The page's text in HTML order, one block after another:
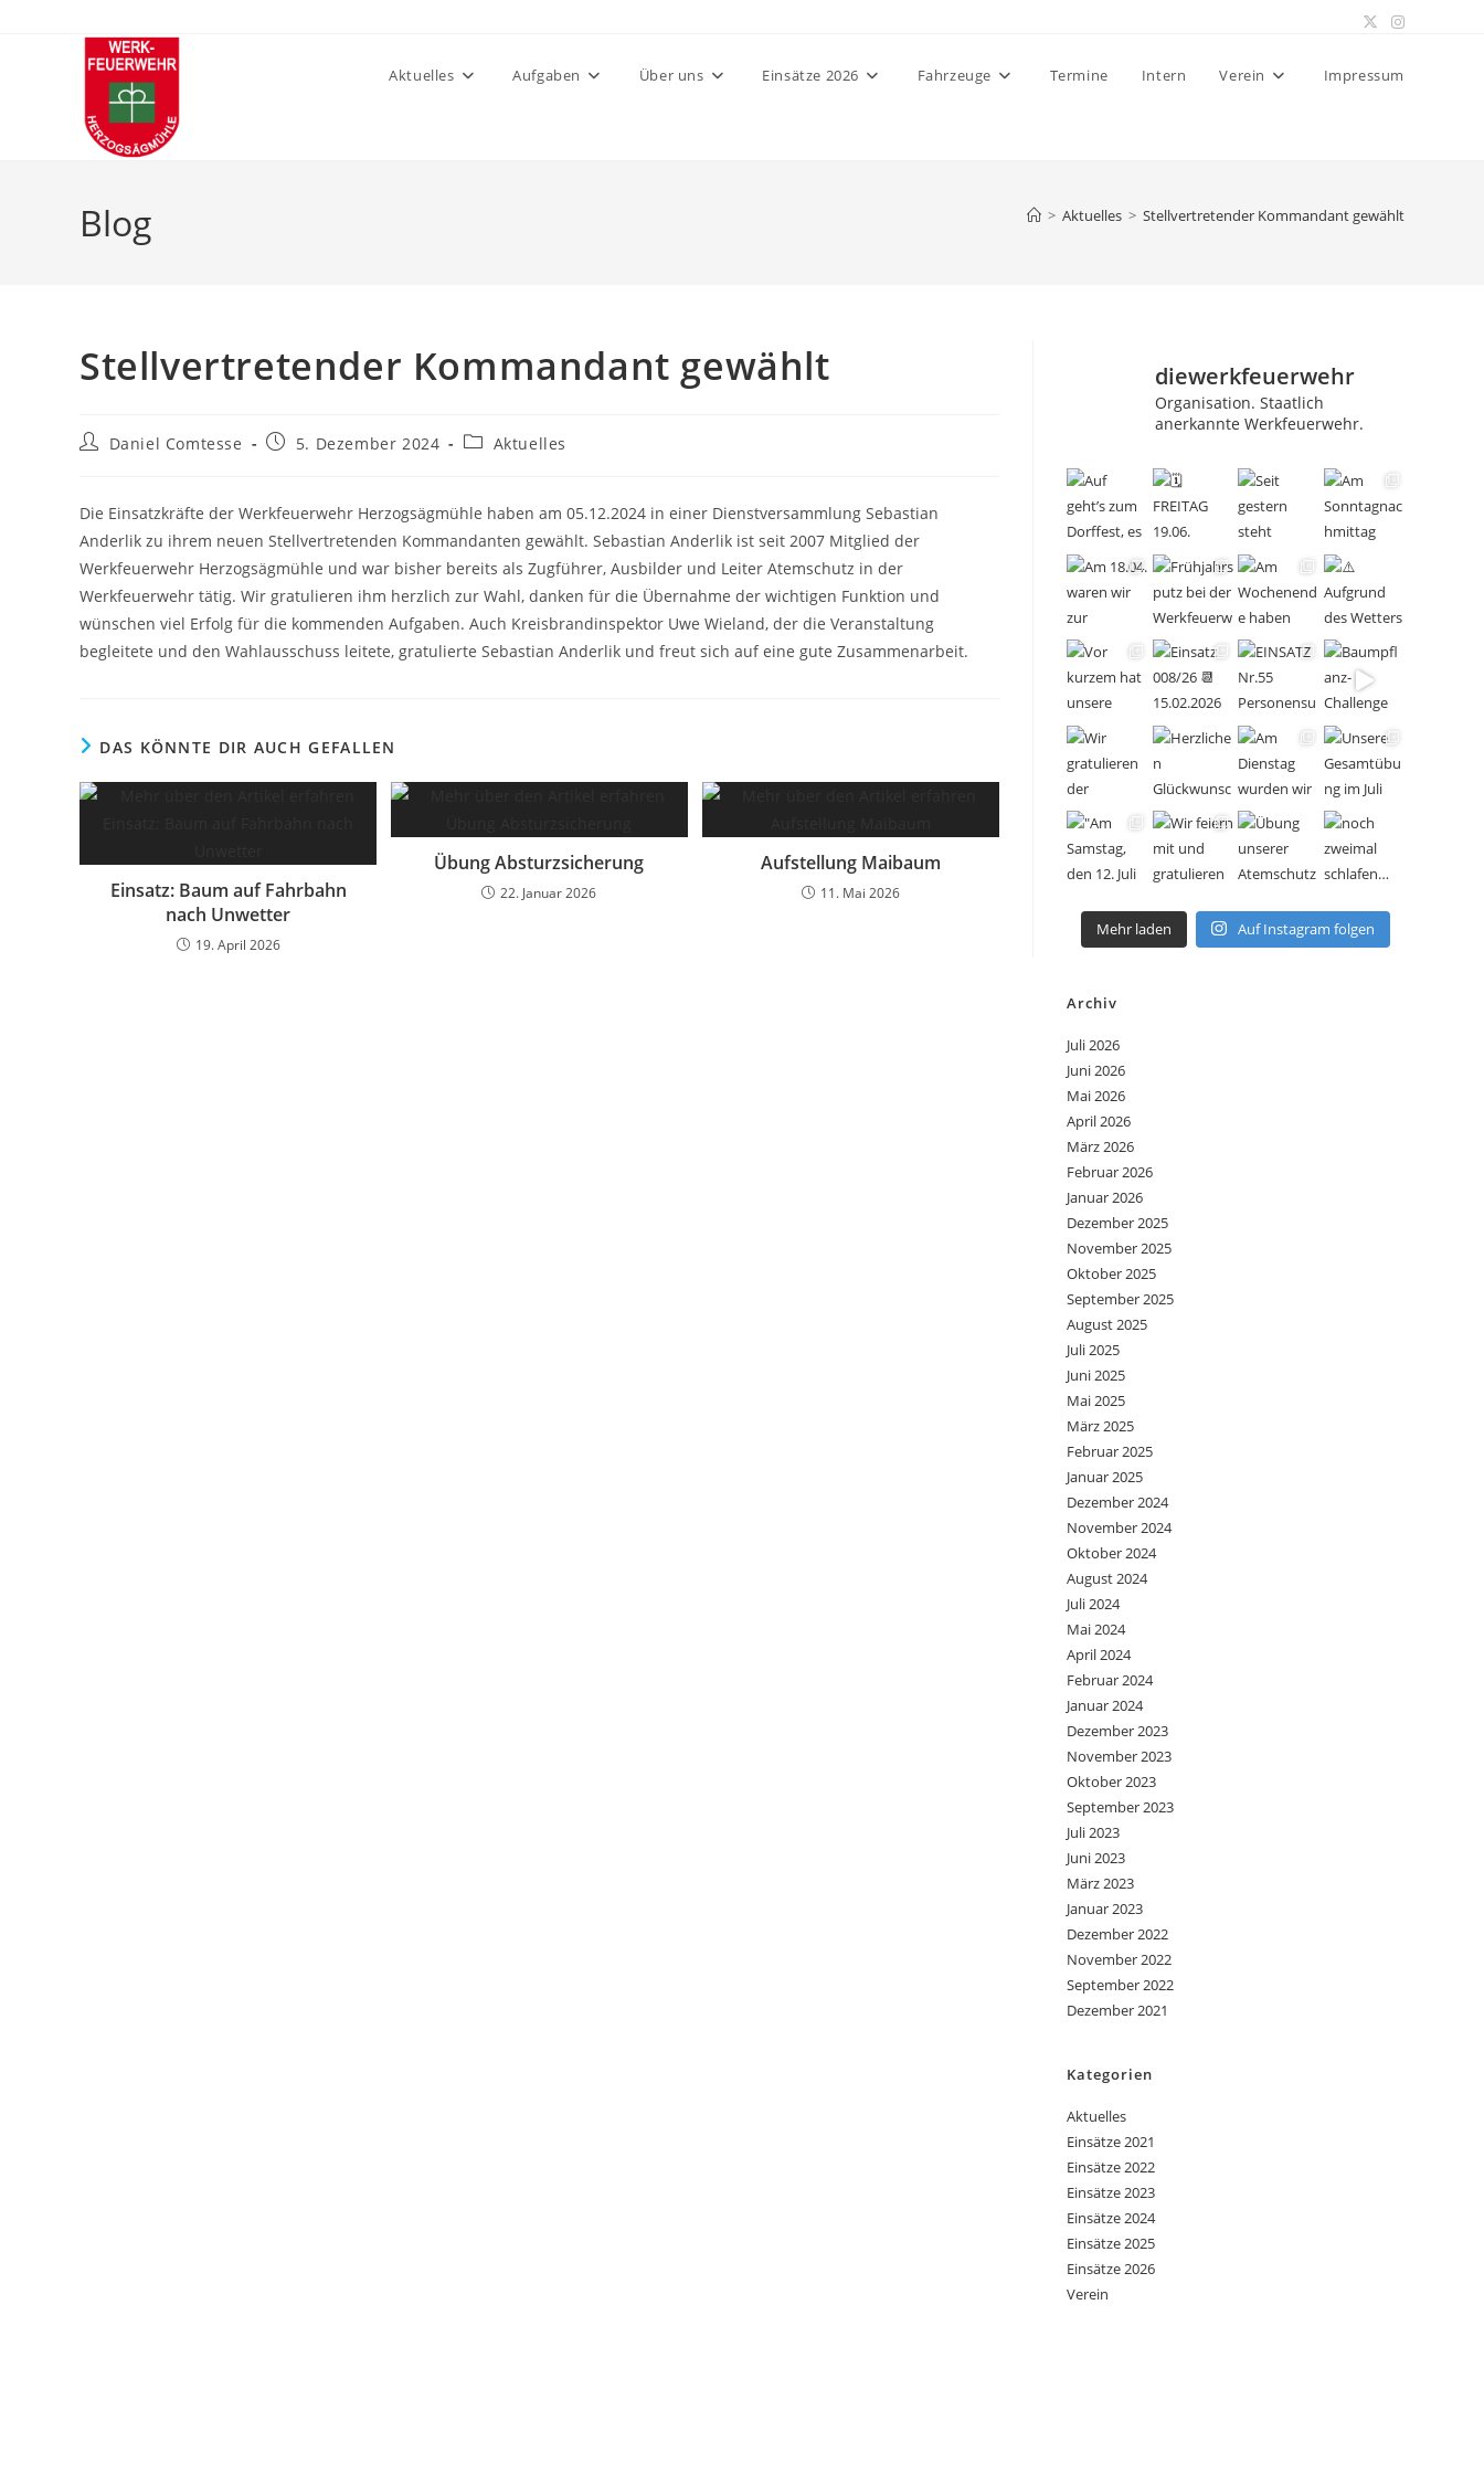
Aktuelles Aufgaben Über uns Einsätze 2026 Fahrzeuge Termine Intern Verein Impressum
Blog > Aktuelles > Stellvertretender Kommandant gewählt
Stellvertretender Kommandant gewählt
Beitrags-
Daniel Comtesse
Beitrag5. Dezember 2024
Beitrags-
Aktuelles
Die Einsatzkräfte der Werkfeuerwehr Herzogsägmühle haben am 05.12.2024 in einer Dienstversammlung Sebastian
Anderlik zu ihrem neuen Stellvertretenden Kommandanten gewählt. Sebastian Anderlik ist seit 2007 Mitglied der
Werkfeuerwehr Herzogsägmühle und war bisher bereits als Zugführer, Ausbilder und Leiter Atemschutz in der
Werkfeuerwehr tätig. Wir gratulieren ihm herzlich zur Wahl, danken für die Übernahme der wichtigen Funktion und
wünschen viel Erfolg für die kommenden Aufgaben. Auch Kreisbrandinspektor Uwe Wieland, der die Veranstaltung
begleitete und den Wahlausschuss leitete, gratulierte Sebastian Anderlik und freut sich auf eine gute Zusammenarbeit.
DAS KÖNNTE DIR AUCH GEFALLEN
Einsatz: Baum auf Fahrbahn
nach Unwetter
19. April 2026
Übung Absturzsicherung
22. Januar 2026
Aufstellung Maibaum
11. Mai 2026
diewerkfeuerwehr
Organisation. Staatlich
anerkannte Werkfeuerwehr.
Mehr laden Auf Instagram folgen
Archiv
Juli 2026
Juni 2026
Mai 2026
April 2026
März 2026
Februar 2026
Januar 2026
Dezember 2025
November 2025
Oktober 2025
September 2025
August 2025
Juli 2025
Juni 2025
Mai 2025
März 2025
Februar 2025
Januar 2025
Dezember 2024
November 2024
Oktober 2024
August 2024
Juli 2024
Mai 2024
April 2024
Februar 2024
Januar 2024
Dezember 2023
November 2023
Oktober 2023
September 2023
Juli 2023
Juni 2023
März 2023
Januar 2023
Dezember 2022
November 2022
September 2022
Dezember 2021
Kategorien
Aktuelles
Einsätze 2021
Einsätze 2022
Einsätze 2023
Einsätze 2024
Einsätze 2025
Einsätze 2026
Verein